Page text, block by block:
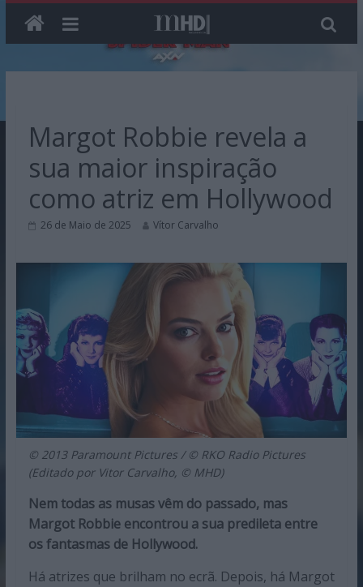
contentMargot Robbie revela a
sua maior inspiração
como atriz em Hollywood
26 de Maio de 2025 Vítor Carvalho
© 2013 Paramount Pictures / © RKO Radio Pictures
(Editado por Vitor Carvalho, © MHD)
Nem todas as musas vêm do passado, mas
Margot Robbie encontrou a sua predileta entre
os fantasmas de Hollywood.
Há atrizes que brilham no ecrã. Depois, há Margot